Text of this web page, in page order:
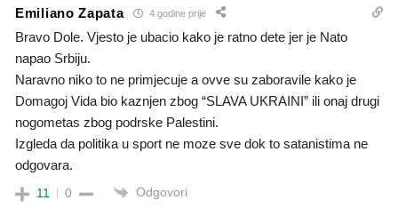
Emiliano Zapata 4 godine prije
Bravo Dole. Vjesto je ubacio kako je ratno dete jer je Nato
napao Srbiju.
Naravno niko to ne primjecuje a ovve su zaboravile kako je
Domagoj Vida bio kaznjen zbog “SLAVA UKRAINI” ili onaj drugi
nogometas zbog podrske Palestini.
Izgleda da politika u sport ne moze sve dok to satanistima ne
odgovara.
11 0 Odgovori